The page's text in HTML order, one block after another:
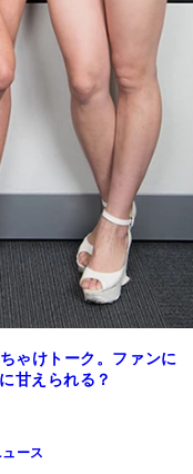
ゃけトーク。ファンに
甘えられる？
ース